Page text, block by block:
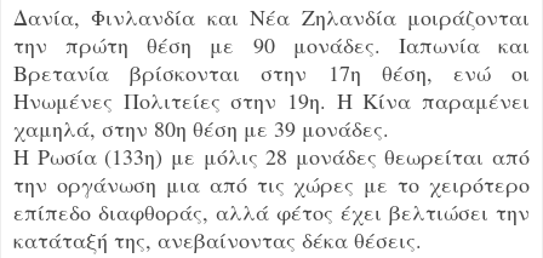
Δανία, Φινλανδία και Νέα Ζηλανδία μοιράζονται
την πρώτη θέση με 90 μονάδες. Ιαπωνία και
Βρετανία βρίσκονται στην 17η θέση, ενώ οι
Ηνωμένες Πολιτείες στην 19η. Η Κίνα παραμένει
χαμηλά, στην 80η θέση με 39 μονάδες.
Η Ρωσία (133η) με μόλις 28 μονάδες θεωρείται από
την οργάνωση μια από τις χώρες με το χειρότερο
επίπεδο διαφθοράς, αλλά φέτος έχει βελτιώσει την
κατάταξή της, ανεβαίνοντας δέκα θέσεις.